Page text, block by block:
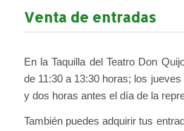
Venta de entradas
En la Taquilla del Teatro Don
de 11:30 a 13:30 horas; los
y dos horas antes el día de la
También puedes adquirir tus